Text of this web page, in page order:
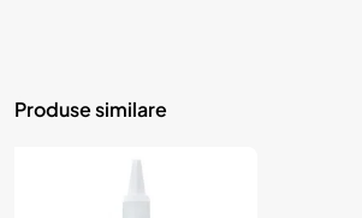
Produse similare